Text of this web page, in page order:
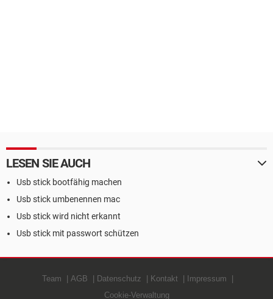
LESEN SIE AUCH
Usb stick bootfähig machen
Usb stick umbenennen mac
Usb stick wird nicht erkannt
Usb stick mit passwort schützen
Team AGB Datenschutz Kontakt
Impressum
Cookie-Verwaltung